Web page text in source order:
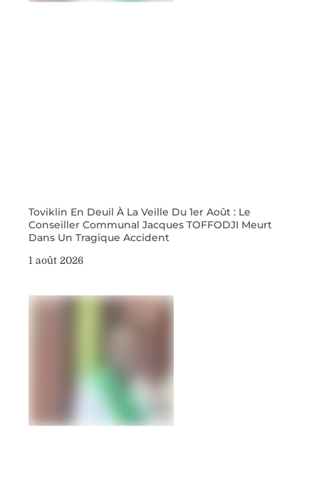
Toviklin En Deuil À La Veille Du 1er Août : Le
Conseiller Communal Jacques TOFFODJI Meurt
Dans Un Tragique Accident
1 août 2026